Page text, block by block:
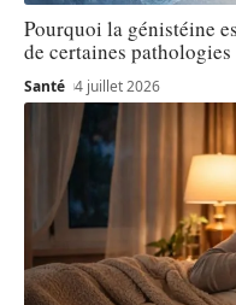
Pourquoi la génistéine
de certaines pathologies
Santé 4 juillet 2026